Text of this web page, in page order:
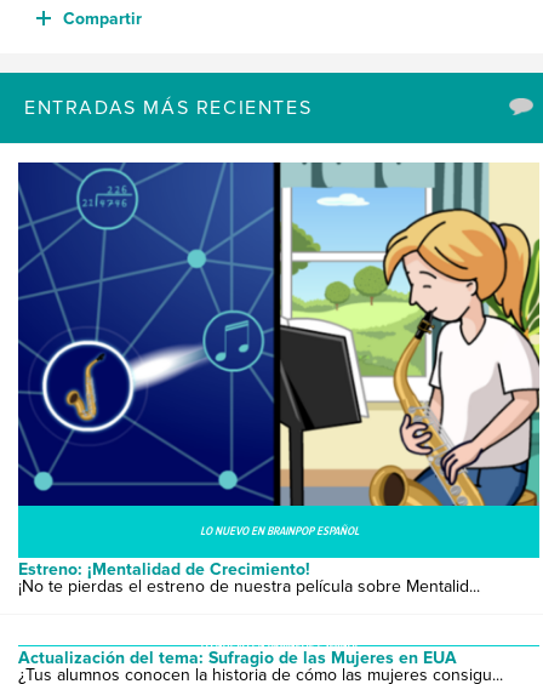
Compartir
ENTRADAS MÁS RECIENTES
LO NUEVO EN BRAINPOP ESPAÑOL
Estreno: ¡Mentalidad de Crecimiento!
¡No te pierdas el estreno de nuestra película sobre Mentalid...
LO NUEVO EN BRAINPOP ESPAÑOL
Actualización del tema: Sufragio de las Mujeres en EUA
¿Tus alumnos conocen la historia de cómo las mujeres consigu...